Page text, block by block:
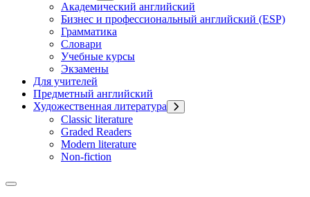
Академический английский
Бизнес и профессиональный английский (ESP)
Грамматика
Словари
Учебные курсы
Экзамены
Для учителей
Предметный английский
Художественная литература
Classic literature
Graded Readers
Modern literature
Non-fiction